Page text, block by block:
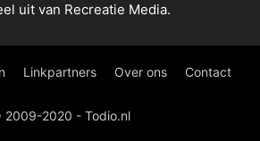
uit van Recreatie Media.
Linkpartners Over ons Contact
2009-2020 - Todio.nl